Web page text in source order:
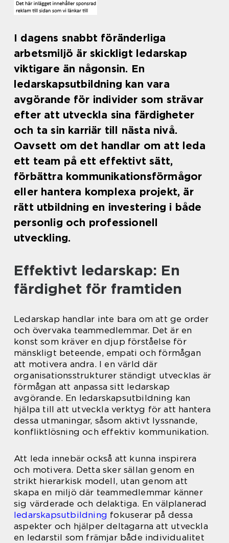
I dagens snabbt föränderliga
arbetsmiljö är skickligt ledarskap
viktigare än någonsin. En
ledarskapsutbildning kan vara
avgörande för individer som strävar
efter att utveckla sina färdigheter
och ta sin karriär till nästa nivå.
Oavsett om det handlar om att leda
ett team på ett effektivt sätt,
förbättra kommunikationsförmågor
eller hantera komplexa projekt, är
rätt utbildning en investering i både
personlig och professionell
utveckling.
Effektivt ledarskap: En
färdighet för framtiden
Ledarskap handlar inte bara om att ge order
och övervaka teammedlemmar. Det är en
konst som kräver en djup förståelse för
mänskligt beteende, empati och förmågan
att motivera andra. I en värld där
organisationsstrukturer ständigt utvecklas är
förmågan att anpassa sitt ledarskap
avgörande. En ledarskapsutbildning kan
hjälpa till att utveckla verktyg för att hantera
dessa utmaningar, såsom aktivt lyssnande,
konfliktlösning och effektiv kommunikation.
Att leda innebär också att kunna inspirera
och motivera. Detta sker sällan genom en
strikt hierarkisk modell, utan genom att
skapa en miljö där teammedlemmar känner
sig värderade och delaktiga. En välplanerad
ledarskapsutbildning fokuserar på dessa
aspekter och hjälper deltagarna att utveckla
en ledarstil som främjar både individualitet